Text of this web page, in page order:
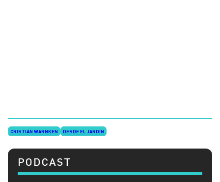
CRISTIÁN WARNKEN DESDE EL JARDÍN
PODCAST